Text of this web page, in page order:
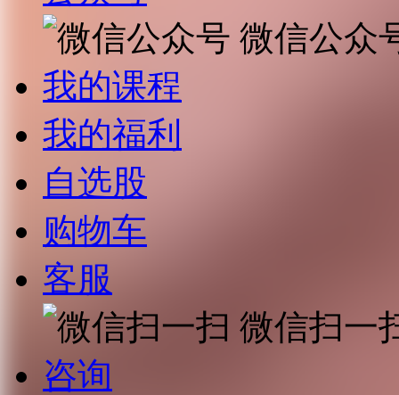
微信公众
我的课程
我的福利
自选股
购物车
客服
微信扫一
咨询